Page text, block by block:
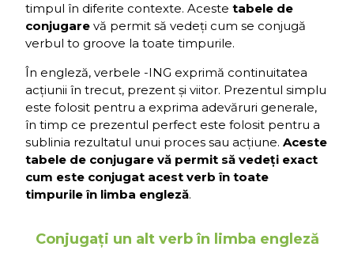
timpul în diferite contexte. Aceste tabele de
conjugare vă permit să vedeți cum se conjugă
verbul to groove la toate timpurile.
În engleză, verbele -ING exprimă continuitatea
acțiunii în trecut, prezent și viitor. Prezentul simplu
este folosit pentru a exprima adevăruri generale,
în timp ce prezentul perfect este folosit pentru a
sublinia rezultatul unui proces sau acțiune. Aceste
tabele de conjugare vă permit să vedeți exact
cum este conjugat acest verb în toate
timpurile în limba engleză.
Conjugați un alt verb în limba engleză